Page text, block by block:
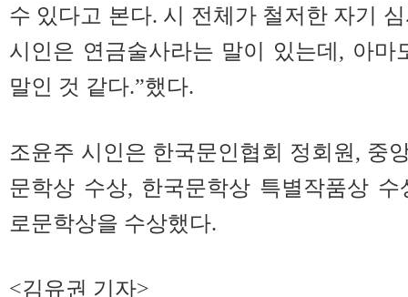
수 있다고 본다. 시 전체가 철저한 자기
시인은 연금술사라는 말이 있는데, 아
말인 것 같다.”했다.
조윤주 시인은 한국문인협회 정회원, 중
문학상 수상, 한국문학상 특별작품상
로문학상을 수상했다.
<김유권 기자>